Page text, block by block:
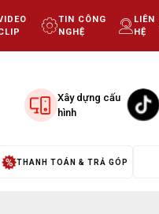
TIN CÔNG
NGHỆ
LIÊN
HỆ
Xây dựng cấu
hình
THANH TOÁN & TRẢ GÓP